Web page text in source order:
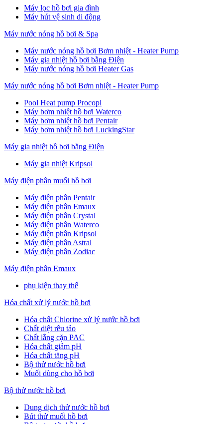
Máy lọc hồ bơi gia đình
Máy hút vệ sinh di động
Máy nước nóng hồ bơi & Spa
Máy nước nóng hồ bơi Bơm nhiệt - Heater Pump
Máy gia nhiệt hồ bơi bằng Điện
Máy nước nóng hồ bơi Heater Gas
Máy nước nóng hồ bơi Bơm nhiệt - Heater Pump
Pool Heat pump Procopi
Máy bơm nhiệt hồ bơi Waterco
Máy bơm nhiệt hồ bơi Pentair
Máy bơm nhiệt hồ bơi LuckingStar
Máy gia nhiệt hồ bơi bằng Điện
Máy gia nhiệt Kripsol
Máy điện phân muối hồ bơi
Máy điện phân Pentair
Máy điện phân Emaux
Máy điện phân Crystal
Máy điện phân Waterco
Máy điện phân Kripsol
Máy điện phân Astral
Máy điện phân Zodiac
Máy điện phân Emaux
phụ kiện thay thế
Hóa chất xử lý nước hồ bơi
Hóa chất Chlorine xử lý nước hồ bơi
Chất diệt rêu tảo
Chất lắng cặn PAC
Hóa chất giảm pH
Hóa chất tăng pH
Bộ thử nước hồ bơi
Muối dùng cho hồ bơi
Bộ thử nước hồ bơi
Dung dịch thử nước hồ bơi
Bút thử muối hồ bơi